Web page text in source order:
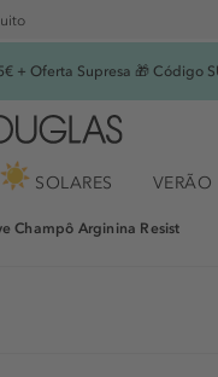
+ Oferta Supresa 🎁 Código
SOLARES VERÃO
Champô Arginina Resist